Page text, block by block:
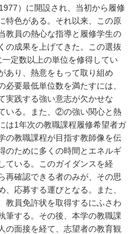
）に開設され、当初から履修
特色がある。それ以来、この原
教員の熱心な指導と履修学生の
の成果を上げてきた。この選抜
定数以上の単位を修得してい
あり、熱意をもって取り組め
要最低単位数を満たすには、
実践する強い意志が欠かせな
いる。また、②の強い関心と熱
は1年次の教職課程履修希望者ガ
の教職課程が目指す教師像を伝
のために多くの時間とエネルギ
ている。このガイダンスを経
再確認できる者のみが、その思
応募する運びとなる。また、
教員免許状を取得するにふさわ
筆する。その後、本学の教職課
の面接を経て、志望者の教育観